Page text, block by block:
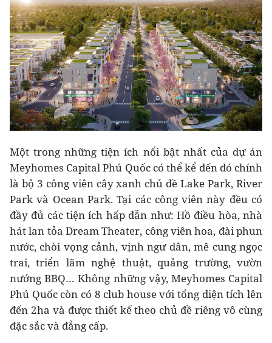
Một trong những tiện ích nổi bật nhất của dự án
Meyhomes Capital Phú Quốc có thể kể đến đó chính
là bộ 3 công viên cây xanh chủ đề Lake Park, River
Park và Ocean Park. Tại các công viên này đều có
đầy đủ các tiện ích hấp dẫn như: Hồ điều hòa, nhà
hát lan tỏa Dream Theater, công viên hoa, đài phun
nước, chòi vọng cảnh, vịnh ngư dân, mê cung ngọc
trai, triển lãm nghệ thuật, quảng trường, vườn
nướng BBQ… Không những vậy, Meyhomes Capital
Phú Quốc còn có 8 club house với tổng diện tích lên
đến 2ha và được thiết kế theo chủ đề riêng vô cùng
đặc sắc và đẳng cấp.